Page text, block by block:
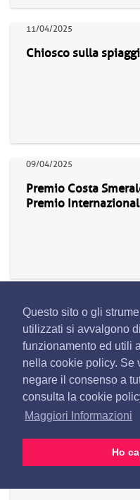
Questo sito o gli
utilizzati si avvalgono
funzionamento ed utili
nella cookie policy. Se
negare il consenso a
consulta la cookie
Maggiori Informazioni
Ho
11/04/2025
Chiosco sulla
09/04/2025
Premio Costa
Premio
Confermato il
Vacchi a Porto Cervo
A Porto Cervo